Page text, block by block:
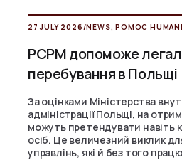
27 JULY 2026 /NEWS,POMOC
PCPM допоможе
перебування в Польщі
За оцінками Міністерства
адміністрації Польщі, на
можуть претендувати навіть
осіб. Це величезний виклик
управлінь, які й без того